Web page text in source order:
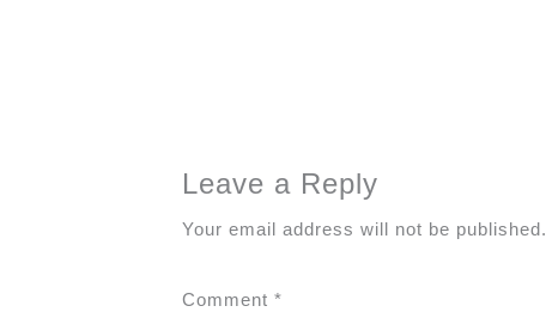
Leave a Reply
Your email address will not be published.
Comment*